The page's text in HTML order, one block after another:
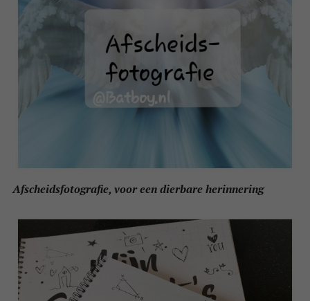
Afscheidsfotografie, voor een dierbare herinnering